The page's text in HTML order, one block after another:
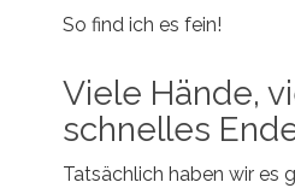
So find ich es fein!
Viele Hände,
schnelles
Tatsächlich haben wir es